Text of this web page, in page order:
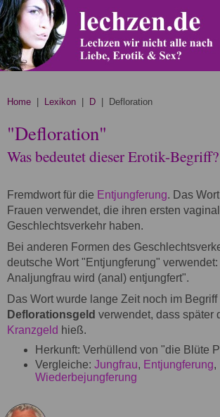
Home Lexikon D | Defloration
"Defloration"
Was bedeutet dieser Erotik-Begriff?
Fremdwort für die Entjungferung. Das
Frauen verwendet, die ihren ersten
Geschlechtsverkehr haben.
Bei anderen Formen des
deutsche Wort "Entjungferung"
Analjungfrau wird (anal) entjungfert".
Das Wort wurde lange Zeit noch im Begriff
Deflorationsgeld verwendet, dass später
Kranzgeld hieß.
Herkunft: Verhüllend von "die Blüte
Vergleiche: Jungfrau, Entjungferung,
Wiederbejungferung